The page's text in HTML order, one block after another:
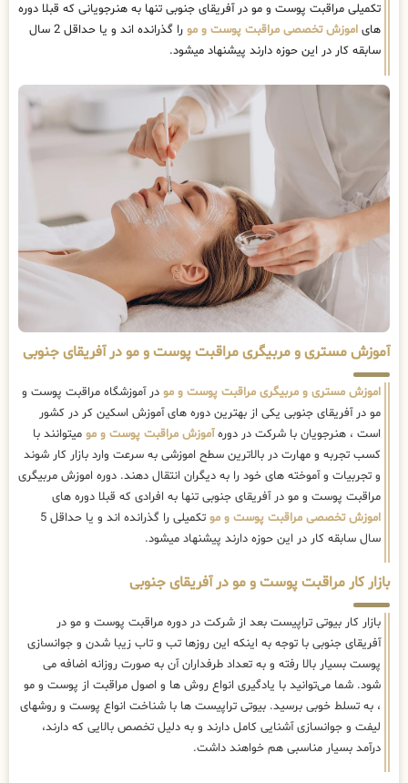
تکمیلی مراقبت پوست و مو در آفریقای جنوبی تنها به هنرجویانی که قبلا دوره
های اموزش تخصصی مراقبت پوست و مو
را گذرانده اند و یا حداقل 2 سال
سابقه کار در این حوزه دارند پیشنهاد میشود.
آموزش مستری و مربیگری مراقبت پوست و مو در آفریقای جنوبی
اموزش مستری و مربیگری مراقبت پوست و مو در آموزشگاه مراقبت پوست و
مو در آفریقای جنوبی یکی از بهترین دوره های آموزش اسکین کر در کشور
است ، هنرجویان با شرکت در دورهآموزش مراقبت پوست و مو میتوانند با
کسب تجربه و مهارت در بالاترین سطح اموزشی به سرعت وارد بازار کار شوند
و تجربیات و آموخته های خود را به دیگران انتقال دهند. دوره اموزش مربیگری
مراقبت پوست و مو در آفریقای جنوبی تنها به افرادی که قبلا دوره های
اموزش تخصصی مراقبت پوست و مو
تکمیلی را گذرانده اند و یا حداقل 5
سال سابقه کار در این حوزه دارند پیشنهاد میشود.
بازار کار مراقبت پوست و مو در آفریقای جنوبی
بازار کار بیوتی تراپیست بعد از شرکت در دوره مراقبت پوست و مو در
آفریقای جنوبی با توجه به اینکه این روزها تب و تاب زیبا شدن و جوانسازی
پوست بسیار بالا رفته و به تعداد طرفداران آن به صورت روزانه اضافه می
شود. شما می‌توانید با یادگیری انواع روش ها و اصول مراقبت از پوست و مو
، به تسلط خوبی برسید. بیوتی تراپیست ها با شناخت انواع پوست و روشهای
لیفت و جوانسازی آشنایی کامل دارند و به دلیل تخصص بالایی که دارند،
درآمد بسیار مناسبی هم خواهند داشت.